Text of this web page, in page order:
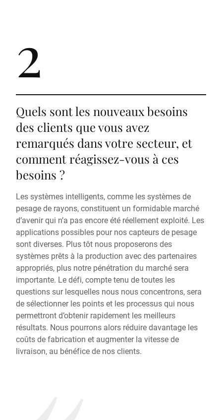
2
Quels sont les nouveaux besoins
des clients que vous avez
remarqués dans votre secteur, et
comment réagissez-vous à ces
besoins ?
Les systèmes intelligents, comme les systèmes de
pesage de rayons, constituent un formidable marché
d’avenir qui n’a pas encore été réellement exploité. Les
applications possibles pour nos capteurs de pesage
sont diverses. Plus tôt nous proposerons des
systèmes prêts à la production avec des partenaires
appropriés, plus notre pénétration du marché sera
importante. Le défi, compte tenu de toutes les
questions sur lesquelles nous nous concentrons, sera
de sélectionner les points et les processus qui nous
permettront d’obtenir rapidement les meilleurs
résultats. Nous pourrons alors réduire davantage les
coûts de fabrication et augmenter la vitesse de
livraison, au bénéfice de nos clients.